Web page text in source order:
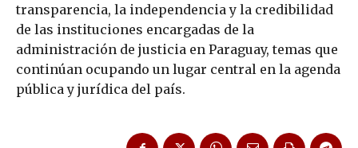
transparencia, la independencia y la credibilidad
de las instituciones encargadas de la
administración de justicia en Paraguay, temas que
continúan ocupando un lugar central en la agenda
pública y jurídica del país.